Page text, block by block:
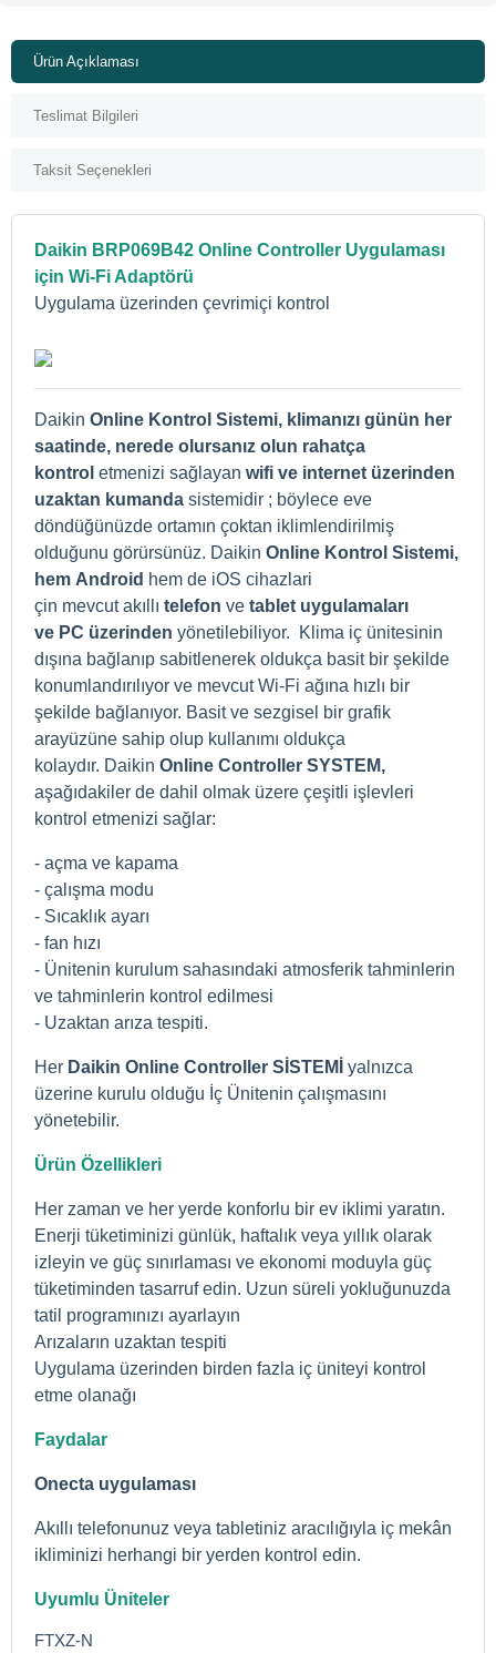
Ürün Açıklaması
Teslimat Bilgileri
Taksit Seçenekleri
Daikin BRP069B42 Online Controller Uygulaması
için Wi-Fi Adaptörü
Uygulama üzerinden çevrimiçi kontrol
Daikin Online Kontrol Sistemi, klimanızı günün her
saatinde, nerede olursanız olun rahatça
kontrol etmenizi sağlayan wifi ve internet üzerinden
uzaktan kumanda sistemidir ; böylece eve
döndüğünüzde ortamın çoktan iklimlendirilmiş
olduğunu görürsünüz. Daikin Online Kontrol Sistemi,
hem Android hem de iOS cihazlari
çin mevcut akıllı telefon ve tablet uygulamaları
ve PC üzerinden yönetilebiliyor.
Klima iç ünitesinin
dışına bağlanıp sabitlenerek oldukça basit bir şekilde
konumlandırılıyor ve mevcut Wi-Fi ağına hızlı bir
şekilde bağlanıyor. Basit ve sezgisel bir grafik
arayüzüne sahip olup kullanımı oldukça
kolaydır. Daikin Online Controller SYSTEM,
aşağıdakiler de dahil olmak üzere çeşitli işlevleri
kontrol etmenizi sağlar:
- açma ve kapama
- çalışma modu
- Sıcaklık ayarı
- fan hızı
- Ünitenin kurulum sahasındaki atmosferik tahminlerin
ve tahminlerin kontrol edilmesi
- Uzaktan arıza tespiti.
Her Daikin Online Controller SİSTEMİ yalnızca
üzerine kurulu olduğu İç Ünitenin çalışmasını
yönetebilir.
Ürün Özellikleri
Her zaman ve her yerde konforlu bir ev iklimi yaratın.
Enerji tüketiminizi günlük, haftalık veya yıllık olarak
izleyin ve güç sınırlaması ve ekonomi moduyla güç
tüketiminden tasarruf edin. Uzun süreli yokluğunuzda
tatil programınızı ayarlayın
Arızaların uzaktan tespiti
Uygulama üzerinden birden fazla iç üniteyi kontrol
etme olanağı
Faydalar
Onecta uygulaması
Akıllı telefonunuz veya tabletiniz aracılığıyla iç mekân
ikliminizi herhangi bir yerden kontrol edin.
Uyumlu Üniteler
FTXZ-N